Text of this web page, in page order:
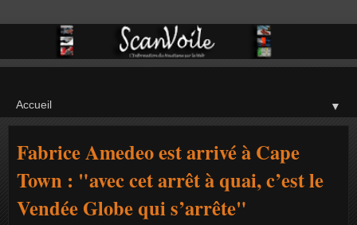
▼
Fabrice Amedeo est arrivé à Cape
Town : "avec cet arrêt à quai, c’est le
Vendée Globe qui s’arrête"